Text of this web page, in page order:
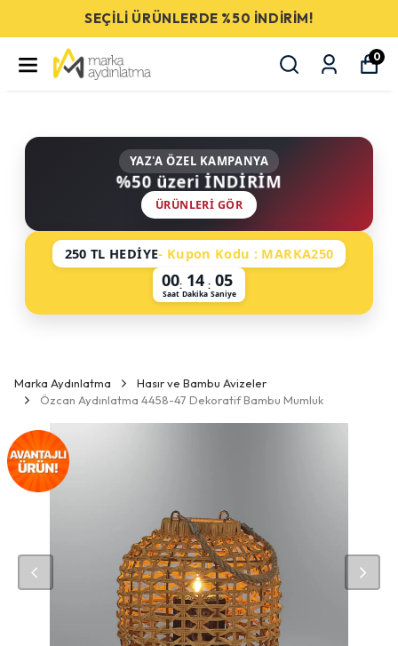
SEÇİLİ ÜRÜNLERDE %50 İNDİRİM!
0
YAZ'A ÖZEL KAMPANYA
%50 üzeri İNDİRİM
ÜRÜNLERI GÖR
250 TL HEDİYE- Kupon Kodu : MARKA250
00
Saat
: 14
Dakika
: 05
Saniye
Marka Aydınlatma
Hasır ve Bambu Avizeler
Özcan Aydınlatma 4458-47 Dekoratif Bambu Mumluk